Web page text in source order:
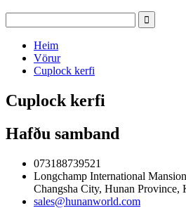
Heim
Vörur
Cuplock kerfi
Cuplock kerfi
Hafðu samband
073188739521
Longchamp International
Changsha City, Hunan Province,
sales@hunanworld.com